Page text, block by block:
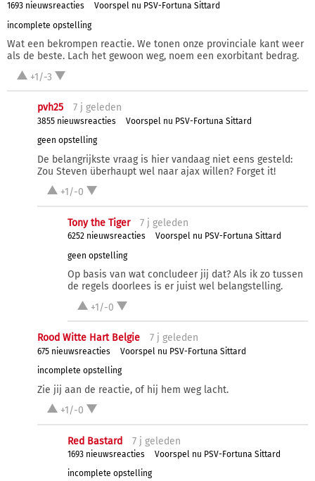
1693 nieuwsreacties
Voorspel nu PSV-Fortuna Sittard
incomplete opstelling
Wat een bekrompen reactie. We tonen onze provinciale kant weer
als de beste. Lach het gewoon weg, noem een exorbitant bedrag.
+1/-3
pvh25 7 j geleden
3855 nieuwsreacties
Voorspel nu PSV-Fortuna Sittard
geen opstelling
De belangrijkste vraag is hier vandaag niet eens gesteld:
Zou Steven überhaupt wel naar ajax willen? Forget it!
+1/-0
Tony the Tiger 7 j geleden
6252 nieuwsreacties
Voorspel nu PSV-Fortuna Sittard
geen opstelling
Op basis van wat concludeer jij dat? Als ik zo tussen
de regels doorlees is er juist wel belangstelling.
+1/-0
Rood Witte Hart Belgie 7 j geleden
675 nieuwsreacties
Voorspel nu PSV-Fortuna Sittard
incomplete opstelling
Zie jij aan de reactie, of hij hem weg lacht.
+1/-0
Red Bastard 7 j geleden
1693 nieuwsreacties
Voorspel nu PSV-Fortuna Sittard
incomplete opstelling